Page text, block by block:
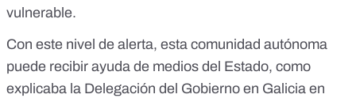
vulnerable.
Con este nivel de alerta, esta comunidad autónoma
puede recibir ayuda de medios del Estado, como
explicaba la Delegación del Gobierno en Galicia en